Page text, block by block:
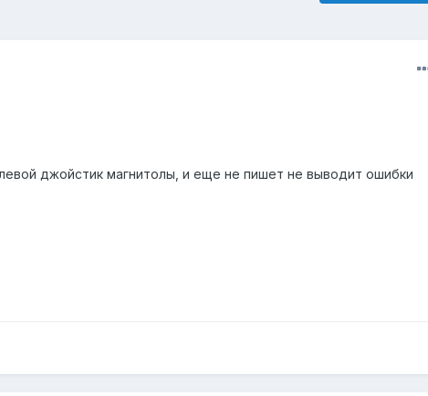
джойстик магнитолы, и еще не пишет не выводит ошибки